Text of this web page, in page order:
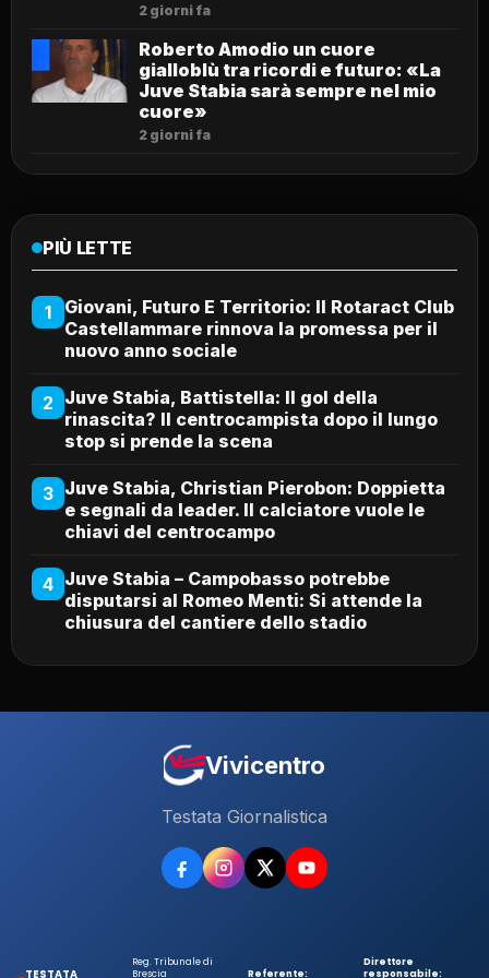
2 giorni fa
Roberto Amodio un cuore
gialloblù tra ricordi e futuro: «La
Juve Stabia sarà sempre nel mio
cuore»
2 giorni fa
PIÙ LETTE
1
Giovani, Futuro E Territorio: Il Rotaract Club
Castellammare rinnova la promessa per il
nuovo anno sociale
2 Juve Stabia, Battistella: Il gol della
rinascita? Il centrocampista dopo il lungo
stop si prende la scena
3 Juve Stabia, Christian Pierobon: Doppietta
e segnali da leader. Il calciatore vuole le
chiavi del centrocampo
4 Juve Stabia – Campobasso potrebbe
disputarsi al Romeo Menti: Si attende la
chiusura del cantiere dello stadio
Vivicentro
Testata Giornalistica
TESTATA
Reg. Tribunale di
Brescia
Referente:
Direttore
responsabile: